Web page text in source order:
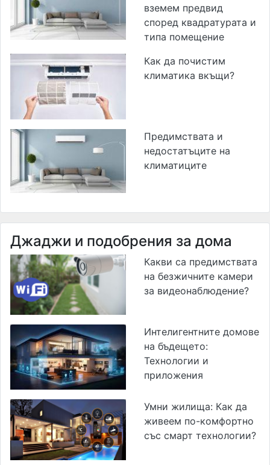
вземем предвид
според квадратурата и
типа помещение
Как да почистим
климатика вкъщи?
Предимствата и
недостатъците на
климатиците
Джаджи и подобрения за дома
Какви са предимствата
на безжичните камери
за видеонаблюдение?
Интелигентните домове
на бъдещето:
Технологии и
приложения
Умни жилища: Как да
живеем по-комфортно
със смарт технологии?